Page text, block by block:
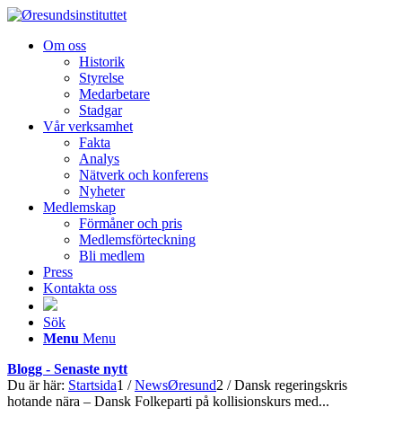
Om oss
Historik
Styrelse
Medarbetare
Stadgar
Vår verksamhet
Fakta
Analys
Nätverk och konferens
Nyheter
Medlemskap
Förmåner och pris
Medlemsförteckning
Bli medlem
Press
Kontakta oss
Sök
Menu Menu
Blogg - Senaste nytt
Du är här: Startsida1 / NewsØresund2 / Dansk regeringskris
hotande nära – Dansk Folkeparti på kollisionskurs med...